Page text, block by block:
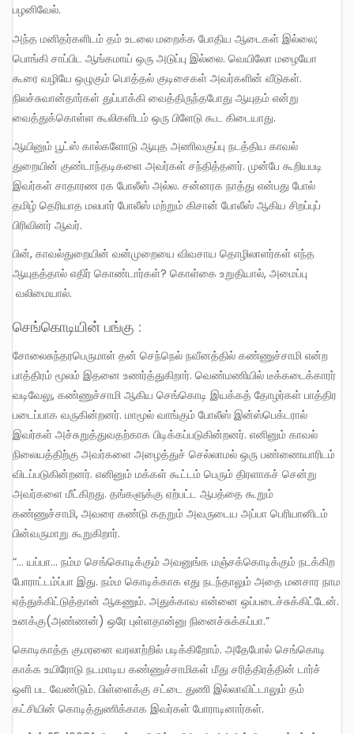
பழனிவேல்.
அந்த மனிதர்களிடம் தம் உடலை மறைக்க போதிய ஆடைகள் இல்லை;
பொங்கி சாப்பிட ஆங்கமாய் ஒரு அடுப்பு இல்லை. வெயிலோ மழையோ
கூரை வழியே ஒழுகும் பொத்தல் குடிசைகள் அவர்களின் வீடுகள்.
நிலச்சுவான்தார்கள் துப்பாக்கி வைத்திருந்தபோது ஆயுதம் என்று
வைத்துக்கொள்ள கூலிகளிடம் ஒரு பிளேடு கூட கிடையாது.
ஆயினும் பூட்ஸ் கால்களோடு ஆயுத அணிவகுப்பு நடத்திய காவல்
துறையின் குண்டாந்தடிகளை அவர்கள் சந்தித்தனர். முன்பே கூறியபடி
இவர்கள் சாதாரண ரக போலீஸ் அல்ல. சன்னரக நாத்து என்பது போல்
தமிழ் தெரியாத மலபார் போலீஸ் மற்றும் கிசான் போலீஸ் ஆகிய சிறப்புப்
பிரிவினர் ஆவர்.
பின், காவல்துறையின் வன்முறையை விவசாய தொழிலாளர்கள் எந்த
ஆயுதத்தால் எதிர் கொண்டார்கள்? கொள்கை உறுதியால், அமைப்பு
வலிமையால்.
செங்கொடியின் பங்கு :
சோலைசுந்தரபெருமாள் தன் செந்நெல் நவீனத்தில் கண்ணுச்சாமி என்ற
பாத்திரம் மூலம் இதனை உணர்த்துகிறார். வெண்மணியில் டீக்கடைக்காரர்
வடிவேலு, கண்ணுச்சாமி ஆகிய செங்கொடி இயக்கத் தோழர்கள் பாத்திர
படைப்பாக வருகின்றனர். மாமூல் வாங்கும் போலீஸ் இன்ஸ்பெக்டரால்
இவர்கள் அச்சுறுத்துவதற்காக பிடிக்கப்படுகின்றனர். எனினும் காவல்
நிலையத்திற்கு அவர்களை அழைத்துச் செல்லாமல் ஒரு பண்ணையாரிடம்
விடப்படுகின்றனர். எனினும் மக்கள் கூட்டம் பெரும் திரளாகச் சென்று
அவர்களை மீட்கிறது. தங்களுக்கு ஏற்பட்ட ஆபத்தை கூறும்
கண்ணுச்சாமி, அவரை கண்டு கதறும் அவருடைய அப்பா பெரியானிடம்
பின்வருமாறு கூறுகிறார்.
“… யப்பா… நம்ம செங்கொடிக்கும் அவனுங்க மஞ்சக்கொடிக்கும் நடக்கிற
போராட்டம்ப்பா இது. நம்ம கொடிக்காக எது நடந்தாலும் அதை மனசார நாம
ஏத்துக்கிட்டுத்தான் ஆகணும். அதுக்காவ என்னை ஒப்படைச்சுக்கிட்டேன்.
உனக்கு(அண்ணன்) ஒரே புள்ளதான்னு நினைச்சுக்கப்பா.”
கொடிகாத்த குமரனை வரலாற்றில் படிக்கிறோம். அதேபோல் செங்கொடி
காக்க உயிரோடு நடமாடிய கண்ணுச்சாமிகள் மீது சரித்திரத்தின் டார்ச்
ஒளி பட வேண்டும். பிள்ளைக்கு சட்டை துணி இல்லாவிட்டாலும் தம்
கட்சியின் கொடித்துணிக்காக இவர்கள் போராடினார்கள்.